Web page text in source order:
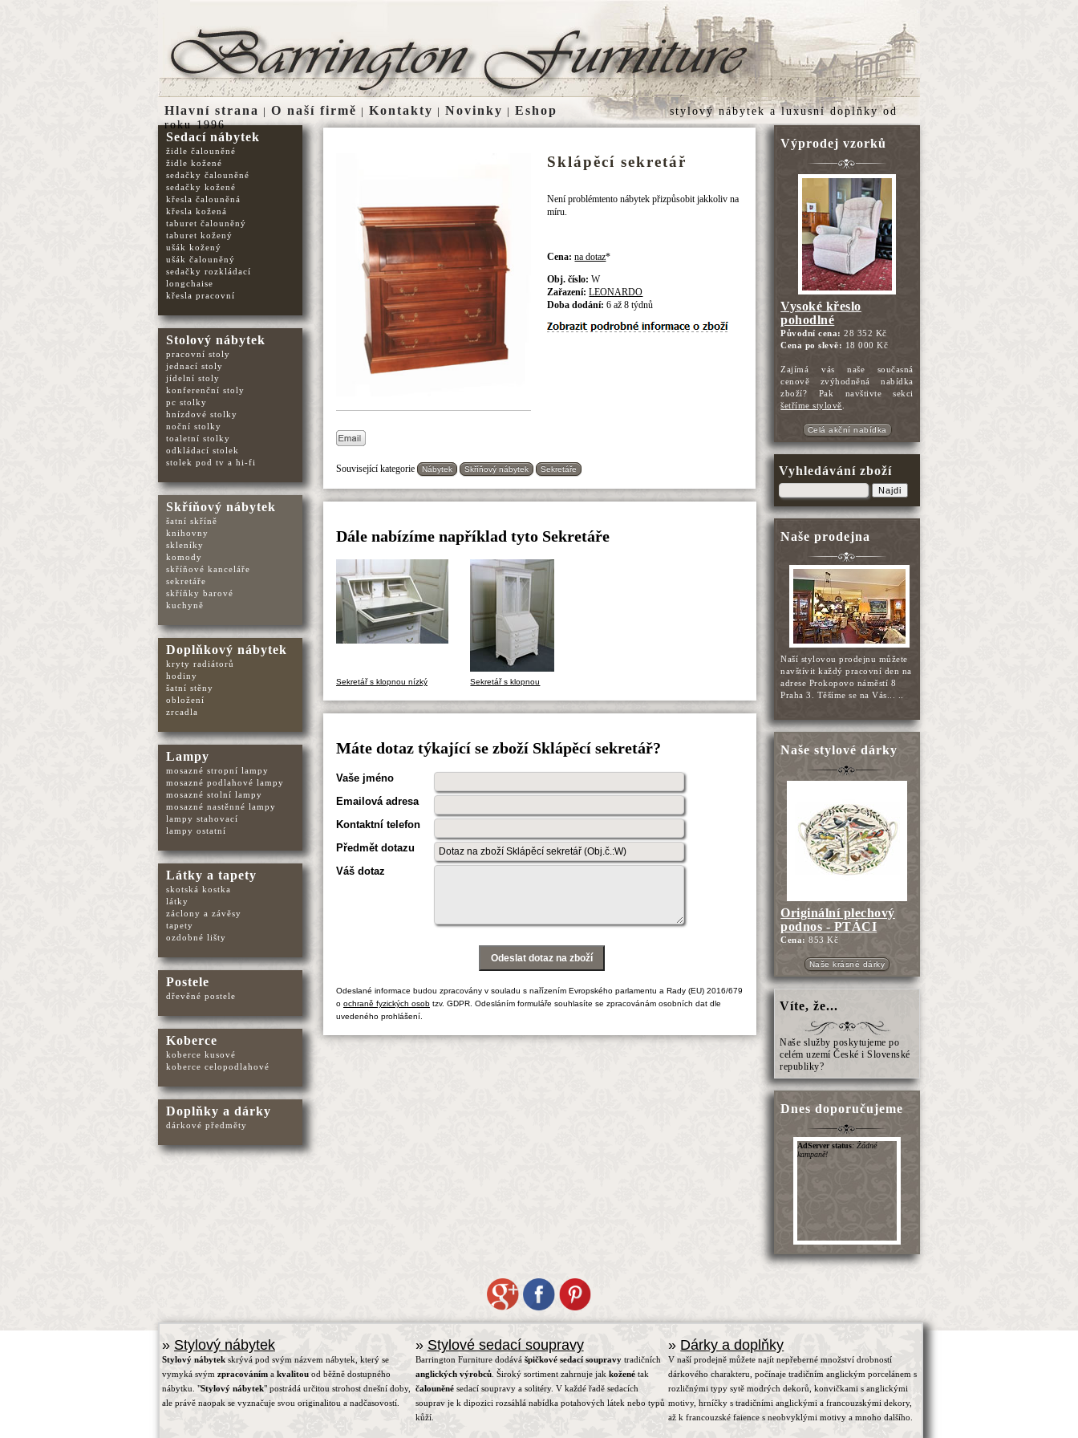
Sklápěcí sekretář
Není problémtento nábytek přizpůsobit jakkoliv na
míru.
Cena:na dotaz*
Obj. číslo:W
Zařazení:LEONARDO
Doba dodání: 6 až 8 týdnů
Související kategorie Nábytek Skříňový nábytek Sekretáře
Dále nabízíme například tyto Sekretáře
Sekretář s klopnou nízký Sekretář s klopnou
Máte dotaz týkající se zboží Sklápěcí sekretář?
Vaše jméno
Emailová adresa
Kontaktní telefon
Předmět dotazu
Váš dotaz
Odeslané informace budou zpracovány v souladu s nařízením Evropského parlamentu a Rady (EU) 2016/679
o ochraně fyzických osobtzv. GDPR. Odesláním formuláře souhlasíte se zpracovánám osobních dat dle
uvedeného prohlášení.
Výprodej vzorků
Vysoké křeslo
pohodlné
Původní cena:28 352 Kč
Cena po slevě: 18 000 Kč
Zajímá vás naše současná
cenově zvýhodněná nabídka
zboží? Pak navštivte sekci
šetříme stylově
Celá akční nabídka
Vyhledávání zboží
Najdi
Naše prodejna
Naší stylovou prodejnu můžete
navštívit každý pracovní den na
adrese Prokopovo náměstí 8
Praha 3. Těšíme se na Vás... ..
Naše stylové dárky
Originální plechový
podnos - PTÁCI
Cena:853 Kč
Naše krásné dárky
Víte, že...
Naše služby poskytujeme po
celém uzemí České i Slovenské
republiky?
Dnes doporučujeme
Sedací nábytek
židle čalouněné
židle kožené
sedačky čalouněné
sedačky kožené
křesla čalouněná
křesla kožená
taburet čalouněný
taburet kožený
ušák kožený
ušák čalouněný
sedačky rozkládací
longchaise
křesla pracovní
Stolový nábytek
pracovní stoly
jednací stoly
jídelní stoly
konferenční stoly
pc stolky
hnízdové stolky
noční stolky
toaletní stolky
odkládací stolek
stolek pod tv a hi-fi
Skříňový nábytek
šatní skříně
knihovny
skleníky
komody
skříňové kanceláře
sekretáře
skříňky barové
kuchyně
Doplňkový nábytek
kryty radiátorů
hodiny
šatní stěny
obložení
zrcadla
Lampy
mosazné stropní lampy
mosazné podlahové lampy
mosazné stolní lampy
mosazné nastěnné lampy
lampy stahovací
lampy ostatní
Látky a tapety
skotská kostka
látky
záclony a závěsy
tapety
ozdobné lišty
Postele
dřevěné postele
Koberce
koberce kusové
koberce celopodlahové
Doplňky a dárky
dárkové předměty
Hlavní strana | O naší firmě | Kontakty | Novinky | Eshop stylový nábytekaluxusní doplňkyod
roku 1996
» Stylový nábytek
Stylový nábytek skrývá pod svým názvem nábytek, který se
vymyká svým zpracováním a kvalitou od běžně dostupného
nábytku. "Stylový nábytek" postrádá určitou strohost dnešní doby,
ale právě naopak se vyznačuje svou originalitou a nadčasovostí.
» Stylové sedací soupravy
Barrington Furniture dodává špičkové sedací soupravytradičních
anglických výrobců. Široký sortiment zahrnuje jak koženétak
čalouněnésedací soupravy a solitéry. V každé řadě sedacích
souprav je k dipozici rozsáhlá nabídka potahových látek nebo typů
kůží.
» Dárky a doplňky
V naší prodejně můžete najít nepřeberné množství drobností
dárkového charakteru, počínaje tradičním anglickým porcelánem s
rozličnými typy sytě modrých dekorů, konvičkami s anglickými
motivy, hrníčky s tradičními anglickými a francouzskými dekory,
až k francouzské faience s neobvyklými motivy a mnoho dalšího.